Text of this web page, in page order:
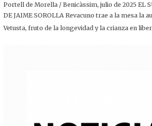
J
U
I
Portell de Morella / Benicàssim, julio de 2025 EL
DE JAIME SOROLLA Revacuno trae a la mesa la
Vetusta, fruto de la longevidad y la crianza en